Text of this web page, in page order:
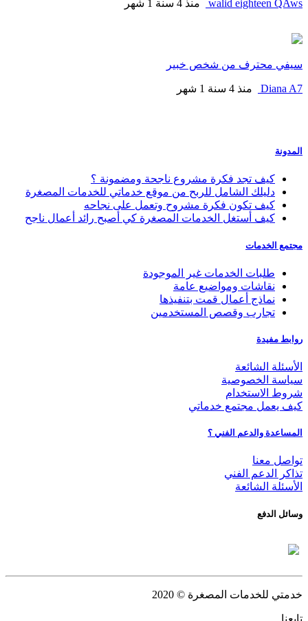
walid eighteen QAws منذ 4 سنة 1 شهر
سيفي محترف من شخص خبير
Diana A7 منذ 4 سنة 1 شهر
المدونة
كيف تجد فكرة مشروع ناجحة ومضمونة ؟
دليلك الشامل للربح من موقع خدماتي للخدمات المصغرة
كيف تكون فكرة مشروح وتعمل على نجاحه
كيف أستغل الخدمات المصغرة كي أصبح رائد أعمال ناجح
مجتمع الخدمات
طلبات الخدمات غير الموجودة
نقاشات ومواضيع عامة
نماذج أعمال قمت بتنفيذها
تجارب وقصص المستخدمين
روابط مفيدة
الأسئلة الشائعة
سياسة الخصوصية
شروط الاستخدام
كيف يعمل مجتمع خدماتي
المساعدة والدعم الفني ؟
تواصل معنا
تذاكر الدعم الفني
الأسئلة الشائعة
وسائل الدفع
خدمتي للخدمات المصغرة © 2020
تابعنا